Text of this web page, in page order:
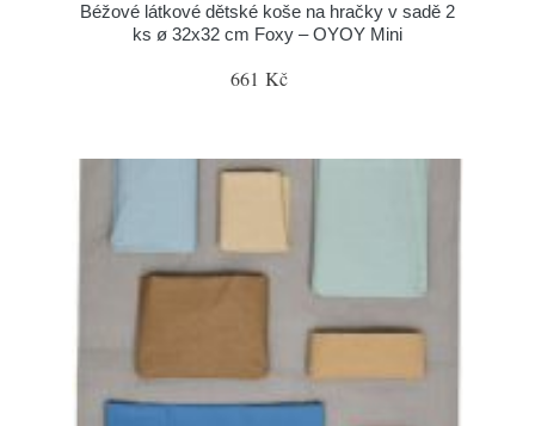
Béžové látkové dětské koše na hračky v sadě 2
ks ø 32x32 cm Foxy – OYOY Mini
661 Kč